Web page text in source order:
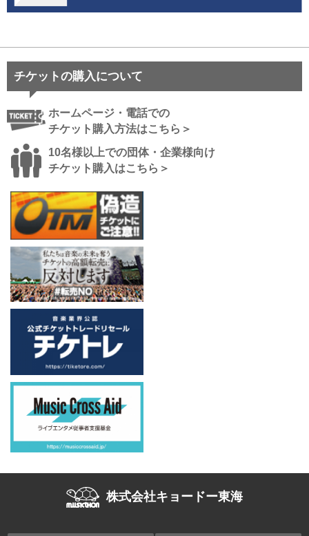
チケットの購入について
ホームページ・電話での
チケット購入方法はこちら＞
10名様以上での団体・企業様向け
チケット購入はこちら＞
株式会社キョードー東海